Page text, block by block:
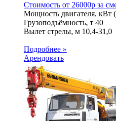
Стоимость от 26000p за
Мощность двигателя, кВт
Грузоподъёмность, т 40
Вылет стрелы, м 10,4-31,0
Подробнее »
Арендовать